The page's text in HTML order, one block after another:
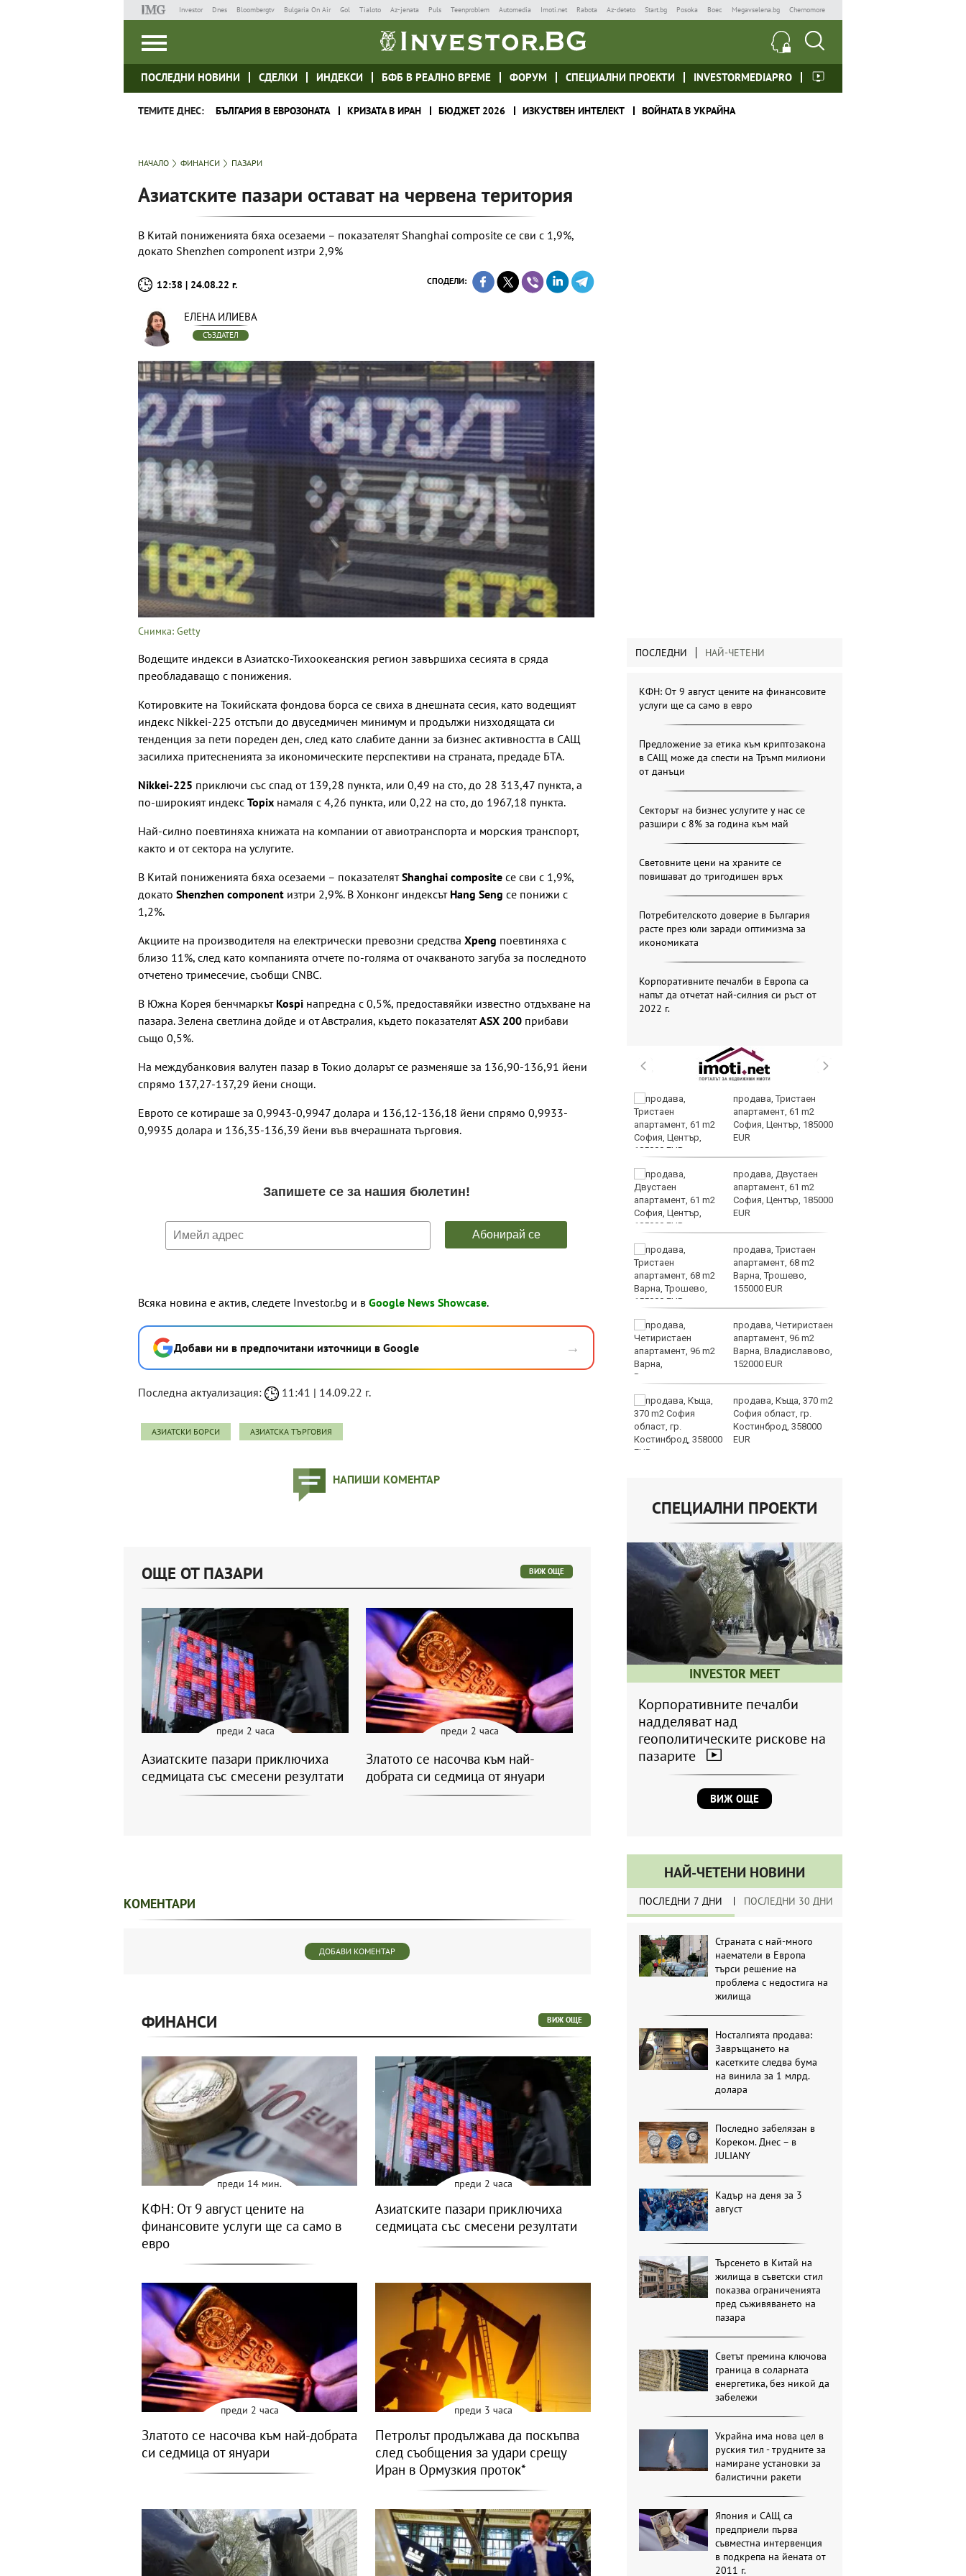
Investor Dnes Bloombergtv Bulgaria On Air Gol Tialoto Az-jenata Puls Teenproblem Automedia Imoti.net Rabota Az-deteto Start.bg Posoka Boec Megavselena.bg Chernomore
ПОСЛЕДНИ НОВИНИ СДЕЛКИ ИНДЕКСИ БФБ В РЕАЛНО ВРЕМЕ ФОРУМ СПЕЦИАЛНИ ПРОЕКТИ INVESTORMEDIAPRO
ТЕМИТЕ ДНЕС: БЪЛГАРИЯ В ЕВРОЗОНАТА КРИЗАТА В ИРАН БЮДЖЕТ 2026 ИЗКУСТВЕН ИНТЕЛЕКТ ВОЙНАТА В УКРАЙНА
НАЧАЛО ФИНАНСИ ПАЗАРИ
Азиатските пазари остават на червена територия
В Китай пониженията бяха осезаеми – показателят Shanghai composite се сви с 1,9%,
докато Shenzhen component изтри 2,9%
12:38 | 24.08.22 г. СПОДЕЛИ:
ЕЛЕНА ИЛИЕВА
СЪЗДАТЕЛ
Снимка: Getty
Водещите индекси в Азиатско-Тихоокеанския регион завършиха сесията в сряда
преобладаващо с понижения.
Котировките на Токийската фондова борса се свиха в днешната сесия, като водещият
индекс Nikkei-225 отстъпи до двуседмичен минимум и продължи низходящата си
тенденция за пети пореден ден, след като слабите данни за бизнес активността в САЩ
засилиха притесненията за икономическите перспективи на страната, предаде БТА.
Nikkei-225 приключи със спад от 139,28 пункта, или 0,49 на сто, до 28 313,47 пункта, а
по-широкият индекс Topix намаля с 4,26 пункта, или 0,22 на сто, до 1967,18 пункта.
Най-силно поевтиняха книжата на компании от авиотранспорта и морския транспорт,
както и от сектора на услугите.
В Китай пониженията бяха осезаеми – показателятShanghai composite се сви с 1,9%,
докато Shenzhen component изтри 2,9%. В Хонконг индексът Hang Seng се понижи с
1,2%.
Акциите на производителя на електрически превозни средства Xpeng поевтиняха с
близо 11%, след като компанията отчете по-голяма от очакваното загуба за последното
отчетено тримесечие, съобщи CNBC.
В Южна Корея бенчмаркът Kospi напредна с 0,5%, предоставяйки известно отдъхване на
пазара. Зелена светлина дойде и от Австралия, където показателятASX 200 прибави
също 0,5%.
На междубанковия валутен пазар в Токио доларът се разменяше за 136,90-136,91 йени
спрямо 137,27-137,29 йени снощи.
Еврото се котираше за 0,9943-0,9947 долара и 136,12-136,18 йени спрямо 0,9933-
0,9935 долара и 136,35-136,39 йени във вчерашната търговия.
Всяка новина е актив, следете Investor.bg и в Google News Showcase.
Добави ни в предпочитани източници в Google →
Последна актуализация: 11:41 | 14.09.22 г.
АЗИАТСКИ БОРСИ АЗИАТСКА ТЪРГОВИЯ
НАПИШИ КОМЕНТАР
ПОСЛЕДНИ НАЙ-ЧЕТЕНИ
КФН: От 9 август цените на финансовите
услуги ще са само в евро
Предложение за етика към криптозакона
в САЩ може да спести на Тръмп милиони
от данъци
Секторът на бизнес услугите у нас се
разшири с 8% за година към май
Световните цени на храните се
повишават до тригодишен връх
Потребителското доверие в България
расте през юли заради оптимизма за
икономиката
Корпоративните печалби в Европа са
напът да отчетат най-силния си ръст от
2022 г.
шофьорски книжки“
Варна
Чужденец, ползвал
Спипаха 75-годишен
дядо с 53 грама чист
продава, Тристаен
апартамент, 61 m2
София, Център, 185000
EUR
продава, Двустаен
апартамент, 61 m2
София, Център, 185000
EUR
продава, Тристаен
апартамент, 68 m2
Варна, Трошево,
155000 EUR
продава, Четиристаен
апартамент, 96 m2
Варна, Владиславово,
152000 EUR
продава, Къща, 370 m2
София област, гр.
Костинброд, 358000
EUR
СПЕЦИАЛНИ ПРОЕКТИ
INVESTOR MEET
Корпоративните печалби
надделяват над
геополитическите рискове на
пазарите
ВИЖ ОЩЕ
НАЙ-ЧЕТЕНИ НОВИНИ
ПОСЛЕДНИ 7 ДНИ ПОСЛЕДНИ 30 ДНИ
Страната с най-много
наематели в Европа
търси решение на
проблема с недостига на
жилища
Носталгията продава:
Завръщането на
касетките следва бума
на винила за 1 млрд.
долара
Последно забелязан в
Кореком. Днес – в
JULIANY
Кадър на деня за 3
август
Търсенето в Китай на
жилища в съветски стил
показва ограниченията
пред съживяването на
пазара
Светът премина ключова
граница в соларната
енергетика, без никой да
забележи
Украйна има нова цел в
руския тил - трудните за
намиране установки за
балистични ракети
Япония и САЩ са
предприели първа
съвместна интервенция
в подкрепа на йената от
2011 г.
ОЩЕ ОТ ПАЗАРИ ВИЖ ОЩЕ
преди 2 часа
Азиатските пазари приключиха
седмицата със смесени резултати
преди 2 часа
Златото се насочва към най-
добрата си седмица от януари
КОМЕНТАРИ
ДОБАВИ КОМЕНТАР
ФИНАНСИ ВИЖ ОЩЕ
преди 14 мин.
КФН: От 9 август цените на
финансовите услуги ще са само в
евро
преди 2 часа
Азиатските пазари приключиха
седмицата със смесени резултати
преди 2 часа
Златото се насочва към най-добрата
си седмица от януари
преди 3 часа
Петролът продължава да поскъпва
след съобщения за удари срещу
Иран в Ормузкия проток*